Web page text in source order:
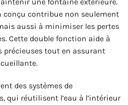
conçu contribue non seulement
aussi à minimiser les pertes
Cette double fonction aide à
précieuses tout en assurant
des systèmes de
qui réutilisent l’eau à l’intérieur